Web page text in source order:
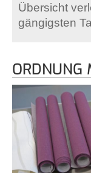
Übersicht
gängigsten
ORDNUNG